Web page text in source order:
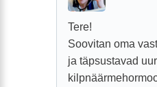
Tere!
Soovitan oma
ja täpsustavad